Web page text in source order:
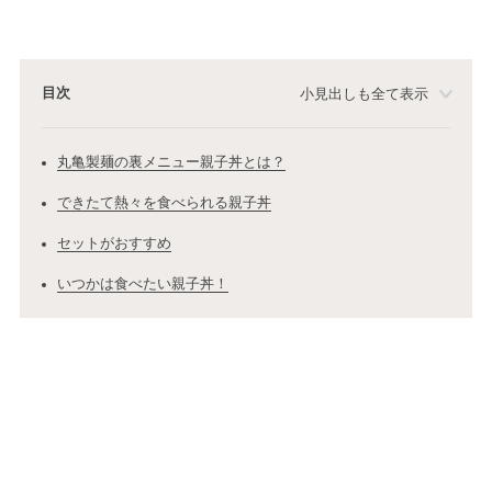
目次 小見出しも全て表示
丸亀製麺の裏メニュー親子丼とは？
できたて熱々を食べられる親子丼
セットがおすすめ
いつかは食べたい親子丼！